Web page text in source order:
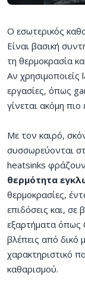
Ο εσωτερικός
Είναι βασική
τη θερμοκρασία
Αν χρησιμοποιείς
εργασίες, όπως
γίνεται ακόμη πιο
Με τον καιρό,
συσσωρεύονται
heatsinks
θερμότητα
θερμοκρασίες,
επιδόσεις και,
εξαρτήματα όπως
βλέπεις από δικό
χαρακτηριστικό
καθαρισμού.